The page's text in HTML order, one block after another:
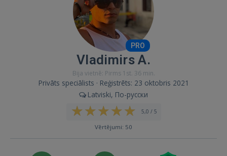
PRO
Vladimirs A.
Bija vietnē: Pirms 1st. 36 min.
Privāts speciālists · Reģistrēts: 23 oktobris 2021
Latviski, По-русски
5,0 / 5
Vērtējumi: 50